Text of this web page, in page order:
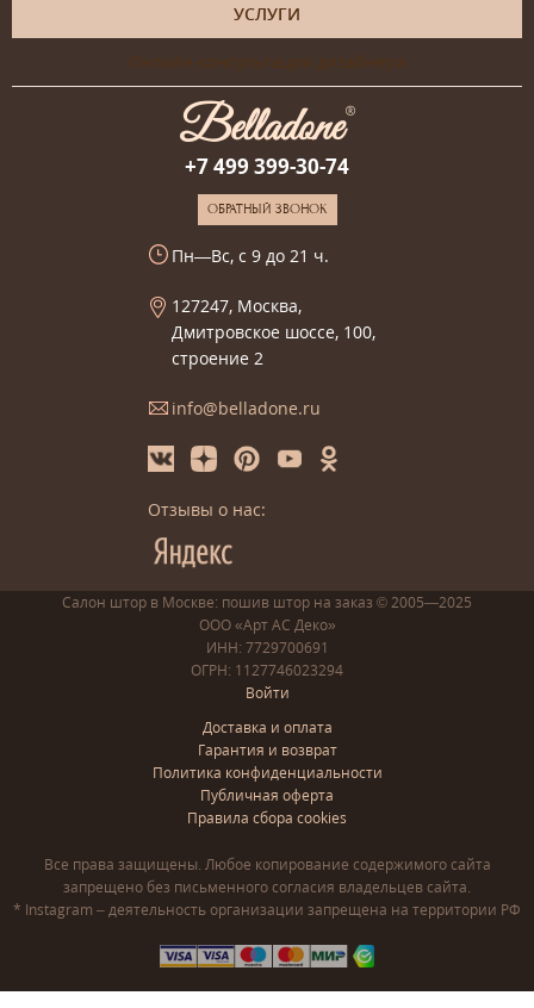
УСЛУГИ
Онлайн-консультация дизайнера
+7 499 399-30-74
ОБРАТНЫЙ ЗВОНОК
Пн—Вс, с 9 до 21 ч.
127247, Москва,
Дмитровское шоссе, 100,
строение 2
info@belladone.ru
Отзывы о нас:
Салон штор в Москве: пошив штор на заказ © 2005—2025
ООО «Арт АС Деко»
ИНН: 7729700691
ОГРН: 1127746023294
Войти
Доставка и оплата
Гарантия и возврат
Политика конфиденциальности
Публичная оферта
Правила сбора cookies
Все права защищены. Любое копирование содержимого сайта
запрещено без письменного согласия владельцев сайта.
* Instagram – деятельность организации запрещена на территории РФ